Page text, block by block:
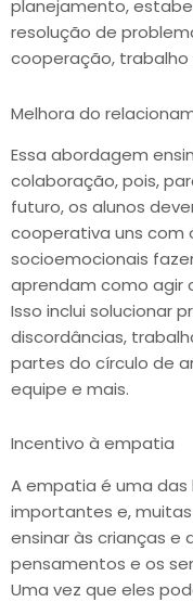
planejamento,
resolução de
cooperação,
Melhora do
Essa abordagem
colaboração, pois,
futuro, os alunos
cooperativa uns com
socioemocionais
aprendam como agir
Isso inclui solucionar
discordâncias,
partes do círculo de
equipe e mais.
Incentivo à empatia
A empatia é uma das
importantes e, muitas
ensinar às crianças e
pensamentos e os
Uma vez que eles